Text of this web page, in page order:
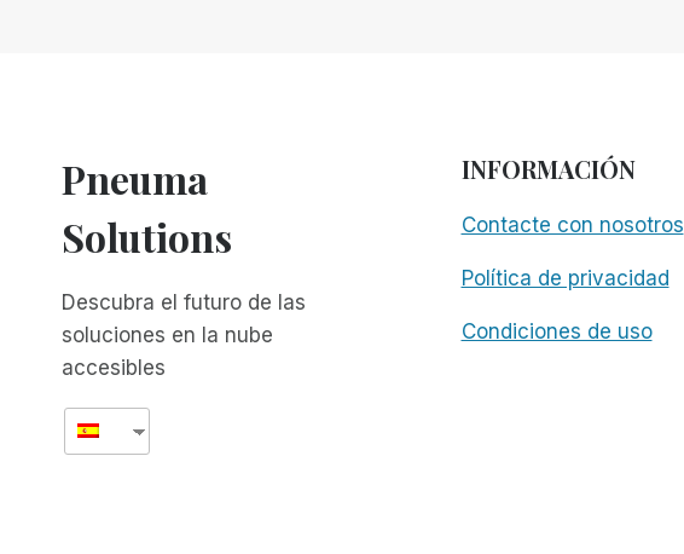
EL
PIT
1150
Pneuma
Solutions
Descubra el futuro de las
soluciones en la nube
accesibles
INFORMACIÓN
Contacte con nosotros
Política de privacidad
Condiciones de uso